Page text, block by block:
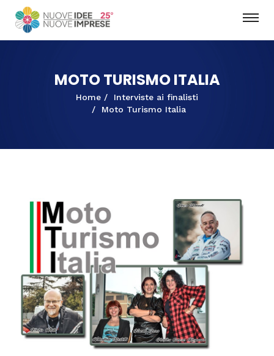
MOTO TURISMO ITALIA
Home
Interviste ai finalisti
Moto Turismo Italia